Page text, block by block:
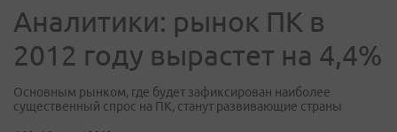
Аналитики: рынок ПК в
2012 году вырастет на 4,4%
Основным рынком, где будет зафиксирован наиболее
существенный спрос на ПК, станут развивающие страны